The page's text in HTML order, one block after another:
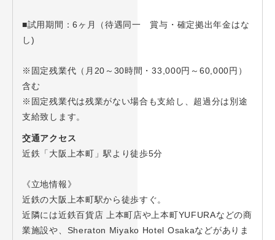
■試用期間：6ヶ月（待遇同一 賞与・確定拠出年金はな
し)
※固定残業代（月20～30時間・33,000円～60,000円）
含む
※固定残業代は残業がない場合も支給し、超過分は別途
支給致します。
交通アクセス
近鉄「大阪上本町」駅より徒歩5分
《立地情報》
近鉄の大阪上本町駅から徒歩すぐ。
近隣には近鉄百貨店 上本町店や上本町YUFURAなどの商
業施設や、Sheraton Miyako Hotel Osakaなどがありま